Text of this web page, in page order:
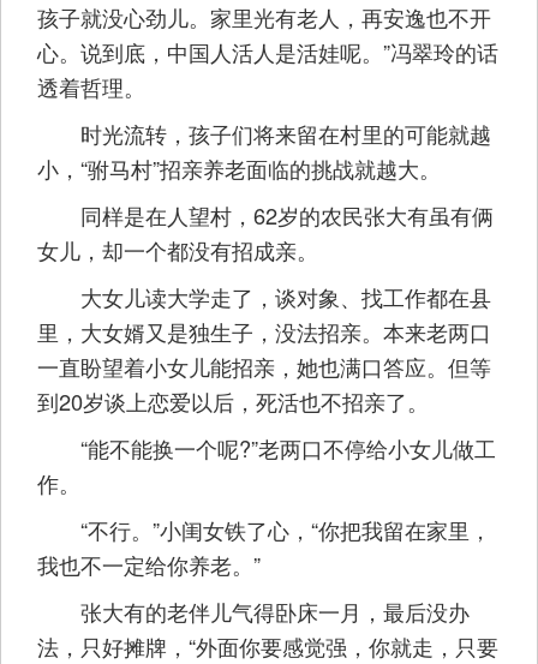
孩子就没心劲儿。家里光有老人，再安逸也不开
心。说到底，中国人活人是活娃呢。”冯翠玲的话
透着哲理。
时光流转，孩子们将来留在村里的可能就越
小，“驸马村”招亲养老面临的挑战就越大。
同样是在人望村，62岁的农民张大有虽有俩
女儿，却一个都没有招成亲。
大女儿读大学走了，谈对象、找工作都在县
里，大女婿又是独生子，没法招亲。本来老两口
一直盼望着小女儿能招亲，她也满口答应。但等
到20岁谈上恋爱以后，死活也不招亲了。
“能不能换一个呢?”老两口不停给小女儿做工
作。
“不行。”小闺女铁了心，“你把我留在家里，
我也不一定给你养老。”
张大有的老伴儿气得卧床一月，最后没办
法，只好摊牌，“外面你要感觉强，你就走，只要